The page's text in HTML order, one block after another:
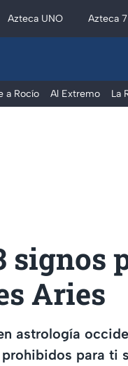
Azteca UNO Azteca 7
a Rocío Al Extremo La
signos
Aries
astrología
para ti